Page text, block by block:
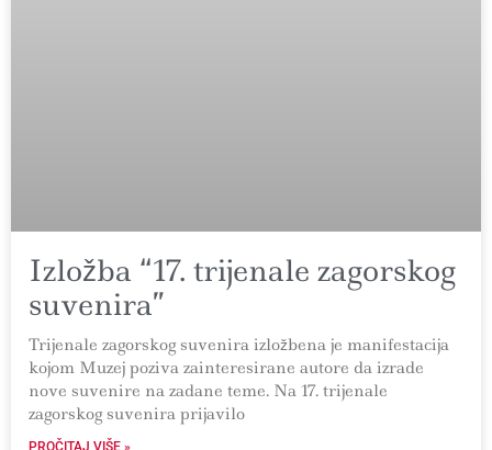
Izložba “17. trijenale zagorskog
suvenira”
Trijenale zagorskog suvenira izložbena je manifestacija
kojom Muzej poziva zainteresirane autore da izrade
nove suvenire na zadane teme. Na 17. trijenale
zagorskog suvenira prijavilo